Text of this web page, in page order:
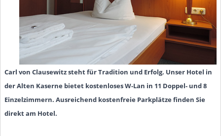
Carl von Clausewitz steht für Tradition und Erfolg. Unser Hotel in
der Alten Kaserne bietet kostenloses W-Lan in 11 Doppel- und 8
Einzelzimmern. Ausreichend kostenfreie Parkplätze finden Sie
direkt am Hotel.